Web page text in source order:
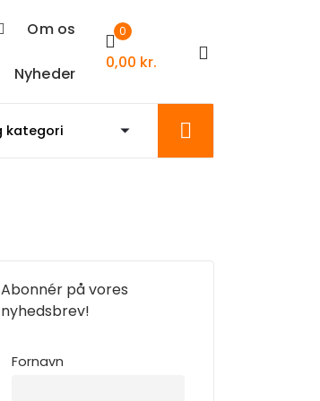
Om os
Nyheder
0
0,00 kr.
Abonnér på vores
nyhedsbrev!
Fornavn